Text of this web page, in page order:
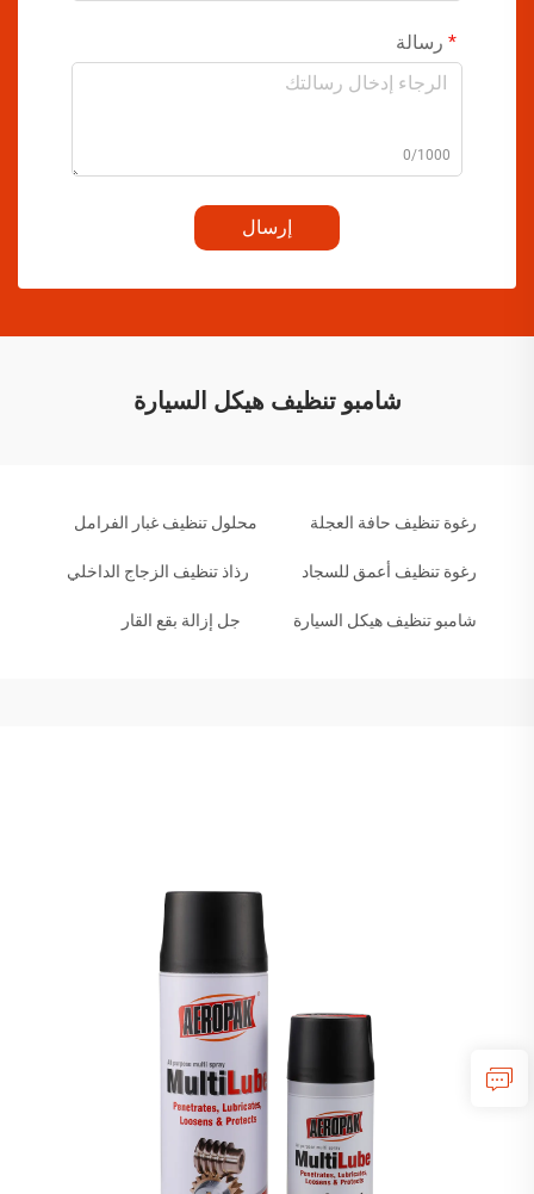
رسالة
0/1000
إرسال
شامبو تنظيف هيكل السيارة
رغوة تنظيف حافة العجلة محلول تنظيف غبار الفرامل
رغوة تنظيف أعمق للسجاد رذاذ تنظيف الزجاج الداخلي
شامبو تنظيف هيكل السيارة جل إزالة بقع القار